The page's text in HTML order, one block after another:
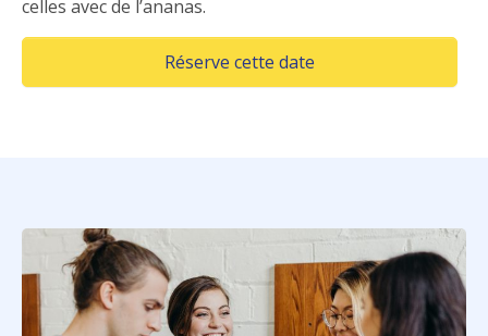
celles avec de l’ananas.
Réserve cette date